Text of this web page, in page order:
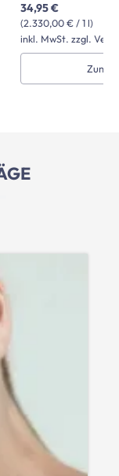
(2.330,00 € / 1 l)
34,95 €
inkl. MwSt. zzgl.
Zum